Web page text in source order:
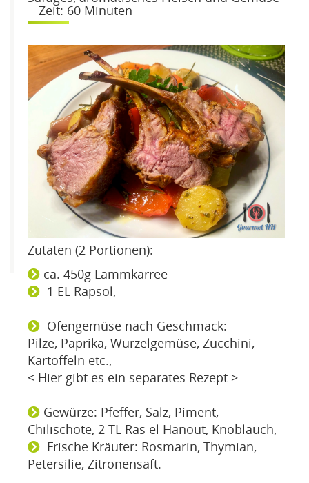
- Zeit: 60 Minuten
Zutaten (2 Portionen):
ca. 450g Lammkarree
1 EL Rapsöl,
Ofengemüse nach Geschmack:
Pilze, Paprika, Wurzelgemüse, Zucchini,
Kartoffeln etc.,
< Hier gibt es ein separates Rezept >
Gewürze: Pfeffer, Salz, Piment,
Chilischote, 2 TL Ras el Hanout, Knoblauch,
Frische Kräuter: Rosmarin, Thymian,
Petersilie, Zitronensaft.